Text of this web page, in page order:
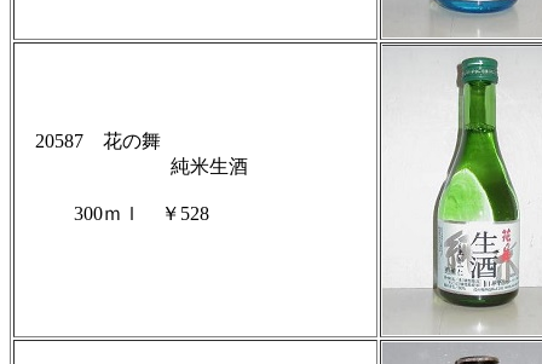
20587 花の舞
純米生酒
300ｍｌ ￥528